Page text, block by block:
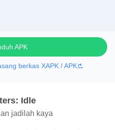
APK
berkas XAPK / APK
Idle
jadilah kaya